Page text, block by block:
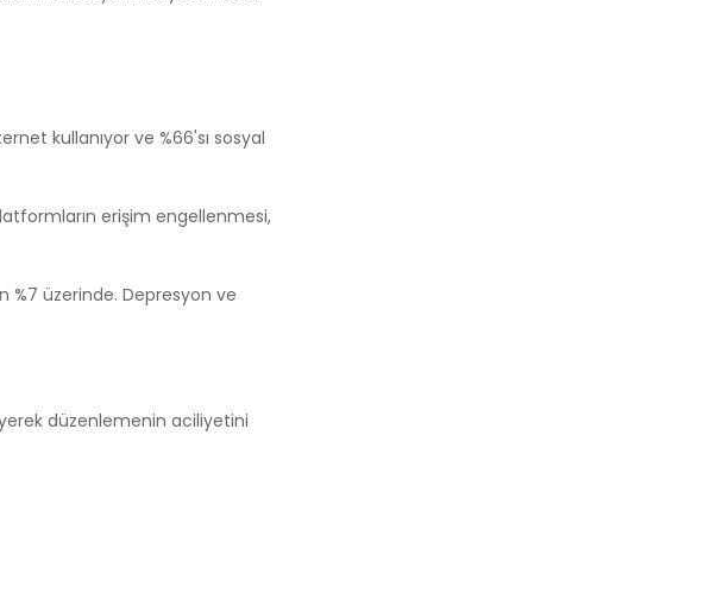
kullanıyor ve %66'sı sosyal
erişim engellenmesi,
%7 üzerinde. Depresyon ve
düzenlemenin aciliyetini